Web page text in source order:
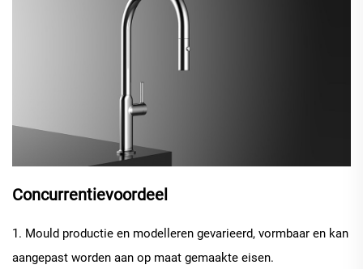
Concurrentievoordeel
1. Mould productie en modelleren gevarieerd, vormbaar en kan
aangepast worden aan op maat gemaakte eisen.